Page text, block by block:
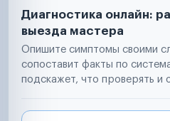
Диагностика онлайн:
выезда мастера
Опишите симптомы своими
сопоставит факты по
подскажет, что проверять и